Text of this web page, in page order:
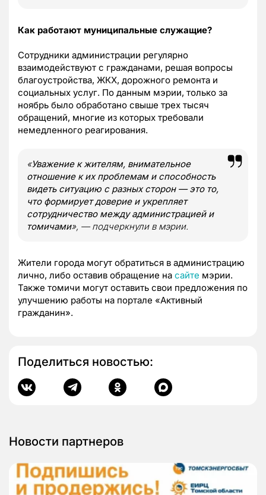
Как работают муниципальные служащие?
Сотрудники администрации регулярно
взаимодействуют с гражданами, решая вопросы
благоустройства, ЖКХ, дорожного ремонта и
социальных услуг. По данным мэрии, только за
ноябрь было обработано свыше трех тысяч
обращений, многие из которых требовали
немедленного реагирования.
«Уважение к жителям, внимательное
отношение к их проблемам и способность
видеть ситуацию с разных сторон — это то,
что формирует доверие и укрепляет
сотрудничество между администрацией и
томичами», — подчеркнули в мэрии.
Жители города могут обратиться в администрацию
лично, либо оставив обращение на сайте мэрии.
Также томичи могут оставить свои предложения по
улучшению работы на портале «Активный
гражданин».
Поделиться новостью:
Новости партнеров